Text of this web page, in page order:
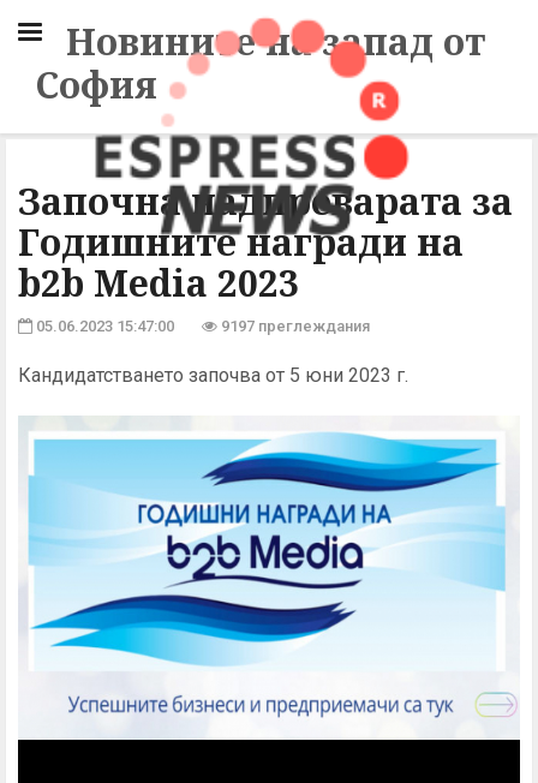
Новините на запад от
София
Започна надпреварата за
Годишните награди на
b2b Media 2023
05.06.2023 15:47:00 9197 преглеждания
Кандидатстването започва от 5 юни 2023 г.